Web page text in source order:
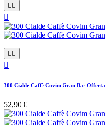
 

 

300 Cialde Caffè Covim Gran Bar Offerta
52,90 €